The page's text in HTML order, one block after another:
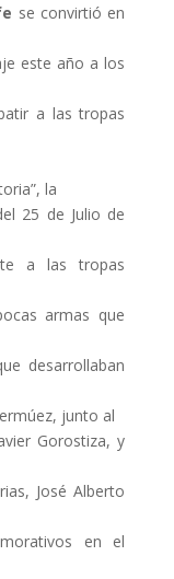
se convirtió en
este año a los
a las tropas
la
25 de Julio de
a las tropas
armas que
desarrollaban
junto al
Gorostiza, y
José Alberto
en el